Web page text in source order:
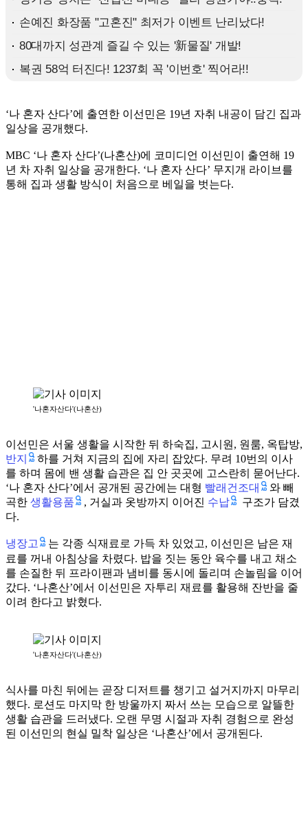
‘나 혼자 산다’에 출연한 이선민은 19년 자취 내공이 담긴 집과
일상을 공개했다.
MBC ‘나 혼자 산다’(나혼산)에 코미디언 이선민이 출연해 19
년 차 자취 일상을 공개한다. ‘나 혼자 산다’ 무지개 라이브를
통해 집과 생활 방식이 처음으로 베일을 벗는다.
'나혼자산다'(나혼산)
이선민은 서울 생활을 시작한 뒤 하숙집, 고시원, 원룸, 옥탑방,
반지
하를 거쳐 지금의 집에 자리 잡았다. 무려 10번의 이사
를 하며 몸에 밴 생활 습관은 집 안 곳곳에 고스란히 묻어난다.
‘나 혼자 산다’에서 공개된 공간에는 대형 빨래건조대
와 빼
곡한 생활용품 , 거실과 옷방까지 이어진 수납
구조가 담겼
다.
냉장고
는 각종 식재료로 가득 차 있었고, 이선민은 남은 재
료를 꺼내 아침상을 차렸다. 밥을 짓는 동안 육수를 내고 채소
를 손질한 뒤 프라이팬과 냄비를 동시에 돌리며 손놀림을 이어
갔다. ‘나혼산’에서 이선민은 자투리 재료를 활용해 잔반을 줄
이려 한다고 밝혔다.
'나혼자산다'(나혼산)
식사를 마친 뒤에는 곧장 디저트를 챙기고 설거지까지 마무리
했다. 로션도 마지막 한 방울까지 짜서 쓰는 모습으로 알뜰한
생활 습관을 드러냈다. 오랜 무명 시절과 자취 경험으로 완성
된 이선민의 현실 밀착 일상은 ‘나혼산’에서 공개된다.